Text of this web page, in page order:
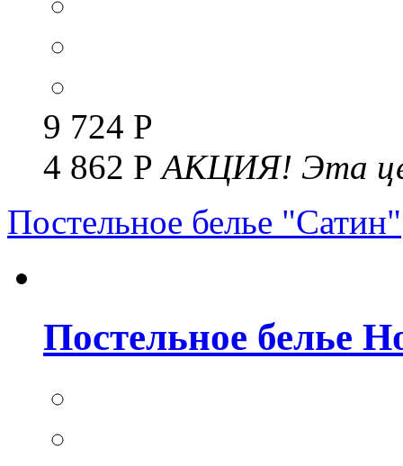
9 724 Р
4 862 РАКЦИЯ! Эта
Постельное белье "Сатин"
Постельное белье